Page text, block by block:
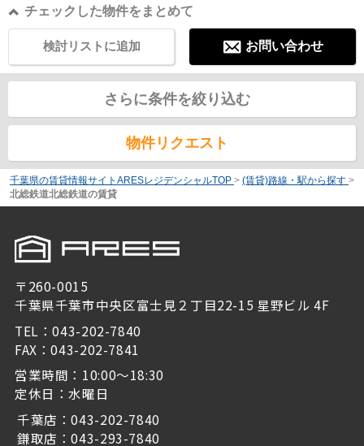
チェックした物件をまとめて
お問い合わせ
検討リストに追加
さらに条件を絞り込む
物件リクエスト
千葉県の賃貸情報サイトARESレジデンシャルTOP > (賃貸)路線・駅から探す >
北総鉄道北総鉄道の賃貸
〒260-0015
千葉県千葉市中央区富士見２丁目22-15 星野ビル 4F
TEL：043-202-7840
FAX：043-202-7841
営業時間：10:00～18:30
定休日：水曜日
千葉店：043-202-7840
鎌取店：043-293-7840